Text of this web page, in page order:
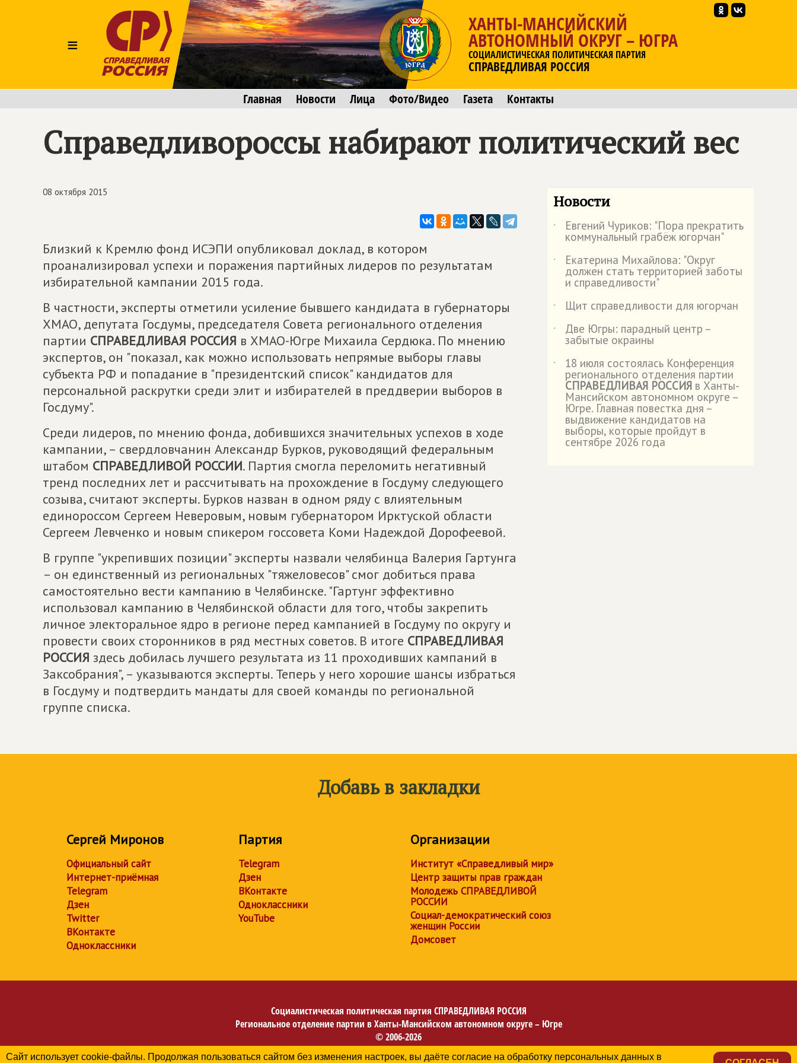
≡
ХАНТЫ-МАНСИЙСКИЙ
АВТОНОМНЫЙ ОКРУГ – ЮГРА
СОЦИАЛИСТИЧЕСКАЯ ПОЛИТИЧЕСКАЯ ПАРТИЯ
СПРАВЕДЛИВАЯ РОССИЯ
Главная Новости Лица Фото/Видео Газета Контакты
Справедливороссы набирают политический вес
08 октября 2015
Близкий к Кремлю фонд ИСЭПИ опубликовал доклад, в котором
проанализировал успехи и поражения партийных лидеров по результатам
избирательной кампании 2015 года.
В частности, эксперты отметили усиление бывшего кандидата в губернаторы
ХМАО, депутата Госдумы, председателя Совета регионального отделения
партии СПРАВЕДЛИВАЯ РОССИЯ в ХМАО-Югре Михаила Сердюка. По мнению
экспертов, он "показал, как можно использовать непрямые выборы главы
субъекта РФ и попадание в "президентский список" кандидатов для
персональной раскрутки среди элит и избирателей в преддверии выборов в
Госдуму".
Среди лидеров, по мнению фонда, добившихся значительных успехов в ходе
кампании, – свердловчанин Александр Бурков, руководящий федеральным
штабом СПРАВЕДЛИВОЙ РОССИИ. Партия смогла переломить негативный
тренд последних лет и рассчитывать на прохождение в Госдуму следующего
созыва, считают эксперты. Бурков назван в одном ряду с влиятельным
единороссом Сергеем Неверовым, новым губернатором Ирктуской области
Сергеем Левченко и новым спикером госсовета Коми Надеждой Дорофеевой.
В группе "укрепивших позиции" эксперты назвали челябинца Валерия Гартунга
– он единственный из региональных "тяжеловесов" смог добиться права
самостоятельно вести кампанию в Челябинске. "Гартунг эффективно
использовал кампанию в Челябинской области для того, чтобы закрепить
личное электоральное ядро в регионе перед кампанией в Госдуму по округу и
провести своих сторонников в ряд местных советов. В итоге СПРАВЕДЛИВАЯ
РОССИЯ здесь добилась лучшего результата из 11 проходивших кампаний в
Заксобрания", – указываются эксперты. Теперь у него хорошие шансы избраться
в Госдуму и подтвердить мандаты для своей команды по региональной
группе списка.
Новости
˙ Евгений Чуриков: "Пора прекратить
коммунальный грабёж югорчан"
˙
Екатерина Михайлова: "Округ
должен стать территорией заботы
и справедливости"
˙
Щит справедливости для югорчан
˙
Две Югры: парадный центр –
забытые окраины
˙
18 июля состоялась Конференция
регионального отделения партии
СПРАВЕДЛИВАЯ РОССИЯ в Ханты-
Мансийском автономном округе –
Югре. Главная повестка дня –
выдвижение кандидатов на
выборы, которые пройдут в
сентябре 2026 года
Добавь в закладки
Сергей Миронов
Официальный сайт
Интернет-приёмная
Telegram
Дзен
Twitter
ВКонтакте
Одноклассники
Партия
Telegram
Дзен
ВКонтакте
Одноклассники
YouTube
Организации
Институт «Справедливый мир»
Центр защиты прав граждан
Молодежь СПРАВЕДЛИВОЙ
РОССИИ
Социал-демократический союз
женщин России
Домсовет
Социалистическая политическая партия СПРАВЕДЛИВАЯ РОССИЯ
Региональное отделение партии в Ханты-Мансийском автономном округе – Югре
© 2006-2026
Политика в отношении обработки персональных данных
Сайт использует cookie-файлы. Продолжая пользоваться сайтом без изменения настроек, вы даёте согласие на обработку персональных данных в